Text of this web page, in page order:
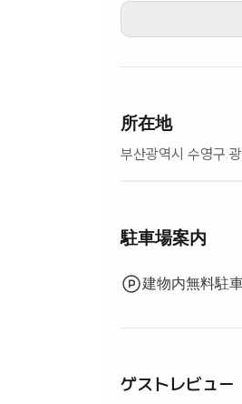
所在地
부산광역시 수영구
駐車場案内
建物内無料駐
ゲストレビュー